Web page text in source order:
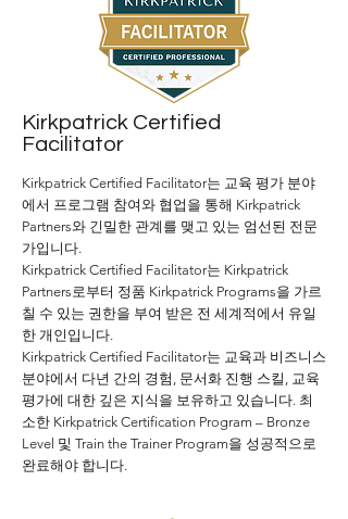
Kirkpatrick Certified
Facilitator
Kirkpatrick Certified Facilitator는 교육 평가 분야
에서 프로그램 참여와 협업을 통해 Kirkpatrick
Partners와 긴밀한 관계를 맺고 있는 엄선된 전문
가입니다.
Kirkpatrick Certified Facilitator는 Kirkpatrick
Partners로부터 정품 Kirkpatrick Programs을 가르
칠 수 있는 권한을 부여 받은 전 세계적에서 유일
한 개인입니다.
Kirkpatrick Certified Facilitator는 교육과 비즈니스
분야에서 다년 간의 경험, 문서화 진행 스킬, 교육
평가에 대한 깊은 지식을 보유하고 있습니다. 최
소한 Kirkpatrick Certification Program – Bronze
Level 및 Train the Trainer Program을 성공적으로
완료해야 합니다.